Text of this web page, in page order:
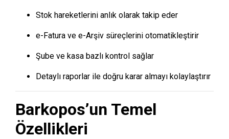
Stok hareketlerini anlık olarak takip eder
e-Fatura ve e-Arşiv süreçlerini otomatikleştirir
Şube ve kasa bazlı kontrol sağlar
Detaylı raporlar ile doğru karar almayı kolaylaştırır
Barkopos’un Temel
Özellikleri